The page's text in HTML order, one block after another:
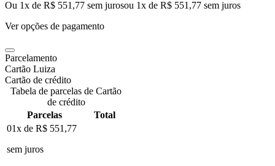
Ou 1x de R$ 551,77 sem jurosou 1x de R$ 551,77 sem juros
Ver opções de pagamento
Parcelamento
Cartão Luiza
Cartão de crédito
Tabela de parcelas de Cartão
de crédito
Parcelas
Total
01x de R$ 551,77
sem juros